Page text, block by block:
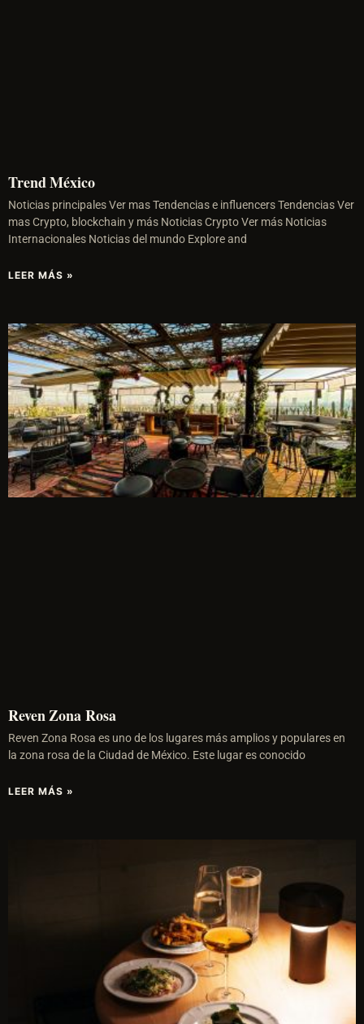
Trend México
Noticias principales Ver mas Tendencias e influencers Tendencias Ver
mas Crypto, blockchain y más Noticias Crypto Ver más Noticias
Internacionales Noticias del mundo Explore and
LEER MÁS »
Reven Zona Rosa
Reven Zona Rosa es uno de los lugares más amplios y populares en
la zona rosa de la Ciudad de México. Este lugar es conocido
LEER MÁS »